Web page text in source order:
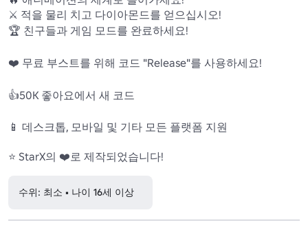
⚔️ 적을 물리 치고 다이아몬드를 얻으십시오!
🏆 친구들과 게임 모드를 완료하세요!
❤️ 무료 부스트를 위해 코드 "Release"를 사용하세요!
👍50K 좋아요에서 새 코드
📱 데스크톱, 모바일 및 기타 모든 플랫폼 지원
⭐ StarX의 ❤️로 제작되었습니다!
수위: 최소 • 나이 16세 이상